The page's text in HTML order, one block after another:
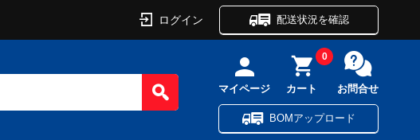
ログイン 配送状況を確認
マイページ カート
0
お問合せ
BOMアップロード